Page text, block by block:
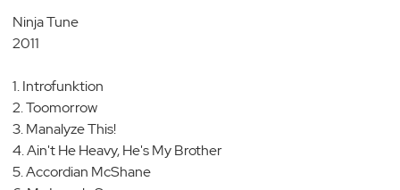
Ninja Tune
2011
1. Introfunktion
2. Toomorrow
3. Manalyze This!
4. Ain't He Heavy, He's My Brother
5. Accordian McShane